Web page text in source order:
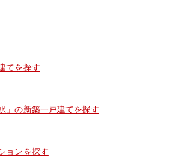
てを探す
」の新築一戸建てを探す
ョンを探す